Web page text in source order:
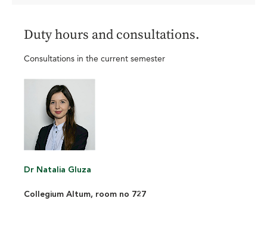
Duty hours and consultations.
Consultations in the current semester
Dr Natalia Gluza
Collegium Altum, room no 727